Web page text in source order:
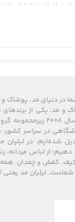
اصالت عرضه
و جذاب‌تر
ماندگاری
برخی ریمل‌ها
روزانه خود داشته باشید؟
و بازتر نشان دهد
و نیاز خود
بالا هستید،
کنید و تجربه‌ای
در دنیای مد، پوشاک
پوشاک و مد، یکی از
اعتماد مشتریان ایرانی است.
مربع فضای فروشگاهی در
شده‌ایم. در لیلیان
از لباس مردانه،
کیف، کفش و چمدان.
شماست. لیلیان مد